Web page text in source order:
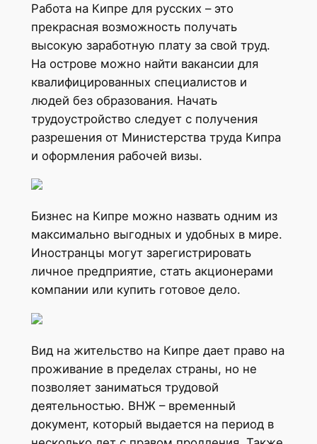
Работа на Кипре для русских – это
прекрасная возможность получать
высокую заработную плату за свой труд.
На острове можно найти вакансии для
квалифицированных специалистов и
людей без образования. Начать
трудоустройство следует с получения
разрешения от Министерства труда Кипра
и оформления рабочей визы.
Бизнес на Кипре можно назвать одним из
максимально выгодных и удобных в мире.
Иностранцы могут зарегистрировать
личное предприятие, стать акционерами
компании или купить готовое дело.
Вид на жительство на Кипре дает право на
проживание в пределах страны, но не
позволяет заниматься трудовой
деятельностью. ВНЖ – временный
документ, который выдается на период в